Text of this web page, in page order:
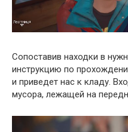
Сопоставив находки в
инструкцию по
и приведет нас к кладу.
мусора, лежащей на